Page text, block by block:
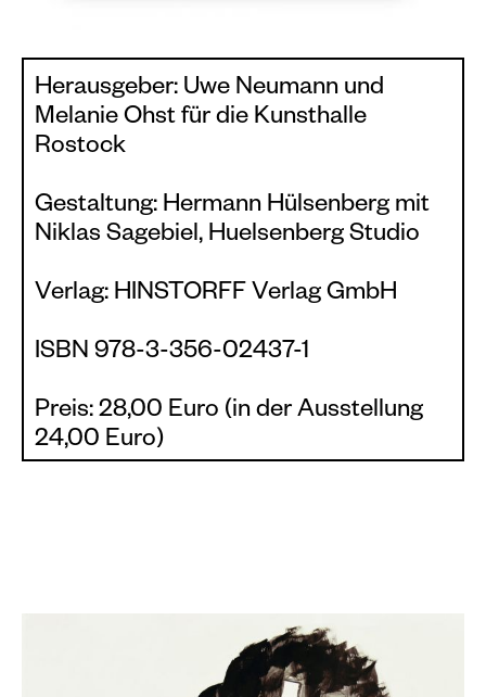
Herausgeber: Uwe Neumann und
Melanie Ohst für die Kunsthalle
Rostock
Gestaltung: Hermann Hülsenberg mit
Niklas Sagebiel, Huelsenberg Studio
Verlag: HINSTORFF Verlag GmbH
ISBN 978-3-356-02437-1
Preis: 28,00 Euro (in der Ausstellung
24,00 Euro)